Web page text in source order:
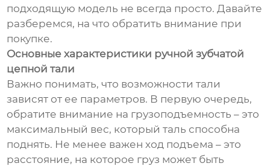
подходящую модель не всегда просто. Давайте
разберемся, на что обратить внимание при
покупке.
Основные характеристики ручной зубчатой
цепной тали
Важно понимать, что возможности тали
зависят от ее параметров. В первую очередь,
обратите внимание на грузоподъемность – это
максимальный вес, который таль способна
поднять. Не менее важен ход подъема – это
расстояние, на которое груз может быть